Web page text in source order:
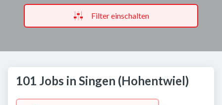
Filter einschalten
101 Jobs in Singen (Hohentwiel)